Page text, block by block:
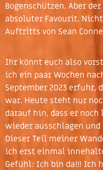
Bogenschützen. Aber
absoluter Favourit.
Auftritts von Sean
Ihr könnt euch also
ich ein paar Wochen
September 2023 erfuhr,
war. Heute steht nur
darauf hin, dass er
wieder ausschlagen
Dieser Teil meiner
ich erst einmal
Gefühl: Ich bin da!!! Ich